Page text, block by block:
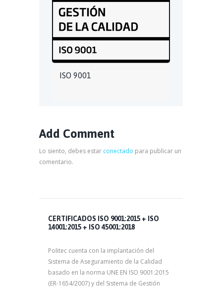
ISO 9001
Add Comment
Lo siento, debes estar conectado para publicar un
comentario.
CERTIFICADOS ISO 9001:2015 + ISO
14001:2015 + ISO 45001:2018
Politec cuenta con la implantación del
Sistema de Aseguramiento de la Calidad
basado en la norma UNE EN ISO 9001:2015
(ER-1654/2007) y del Sistema de Gestión